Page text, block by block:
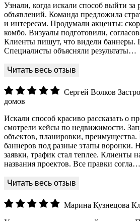
Узнали, когда искали способ выйти
объявлений. Команда предложила
и интересам. Продумали акценты:
комбо. Визуалы подготовили,
Клиенты пишут, что видели баннеры.
Специалисты объясняли результаты…
Сергей Волков
домов
Искали способ красиво рассказать о
смотрели кейсы по недвижимости.
объектов, планировки,
баннеров под разные этапы воронки.
заявки, трафик стал теплее. Клиенты
названия проектов. Все правки согла…
Марина Кузнецова